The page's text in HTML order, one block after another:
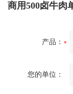
商用500卤牛肉
产品：
您的单位：